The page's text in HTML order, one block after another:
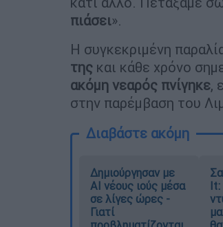
πιάσει».
Η συγκεκριμένη
της και κάθε χρόνο
ακόμη νεαρός πνίγηκε,
στην παρέμβαση του
Διαβάστε ακόμη
Δημιούργησαν με
AI νέους ιούς μέσα
σε λίγες ώρες -
Γιατί